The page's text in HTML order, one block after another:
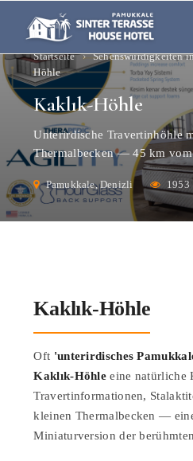
Startseite › Sehenswürdigkeiten
Höhle
Kaklık-Höhle
Unterirdische Travertinhöhle
Thermalbecken — 45 km
Pamukkale, Denizli 1953
Kaklık-Höhle
Oft 'unterirdisches
Kaklık-Höhle eine natürliche
Travertinformationen,
kleinen Thermalbecken —
Miniaturversion der